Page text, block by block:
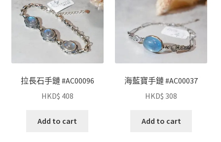
拉長石手鏈 #AC00096
HKD$ 408
Add to cart
海藍寶手鏈 #AC00037
HKD$ 308
Add to cart